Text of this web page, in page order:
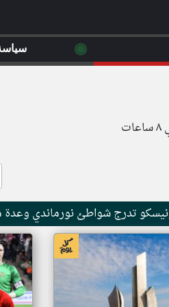
تدرج شواطئ نورماندي وعدة
اخبار
◉